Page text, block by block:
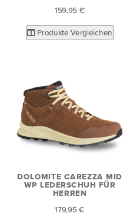
159,95 €
Produkte Vergleichen
DOLOMITE CAREZZA MID
WP LEDERSCHUH FÜR
HERREN
179,95 €